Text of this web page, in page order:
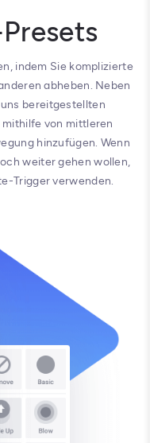
indem Sie komplizierte
abheben. Neben
bereitgestellten
von mittleren
hinzufügen. Wenn
weiter gehen wollen,
Trigger verwenden.